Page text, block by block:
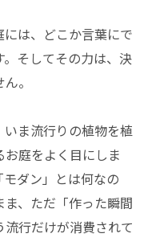
は、どこか言葉にで
そしてその力は、決
。
ま流行りの植物を植
庭をよく目にしま
ダン」とは何なの
、ただ「作った瞬間
行だけが消費されて